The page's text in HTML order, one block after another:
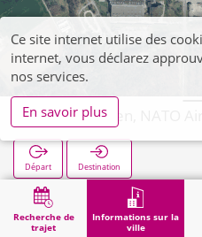
Recherche de
trajet
Informations sur la
ville
Départ Destination
Démarrage Informations sur la ville
Ce site internet utilise des
internet, vous déclarez
nos services.
En savoir plus